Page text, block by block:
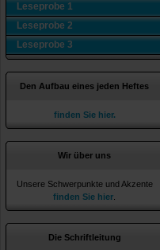
Leseprobe 1
Leseprobe 2
Leseprobe 3
Den Aufbau eines jeden Heftes
finden Sie hier.
Wir über uns
Unsere Schwerpunkte und Akzente
finden Sie hier
Die Schriftleitung